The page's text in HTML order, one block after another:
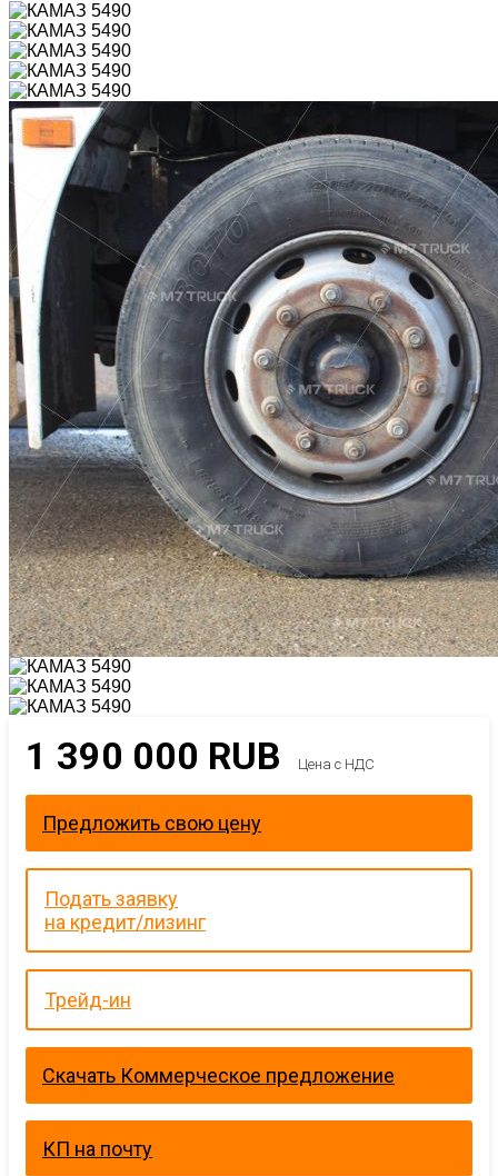
1 390 000 RUB Цена с НДС
Предложить свою цену
Подать заявку
на кредит/лизинг
Трейд-ин
Скачать Коммерческое предложение
КП на почту